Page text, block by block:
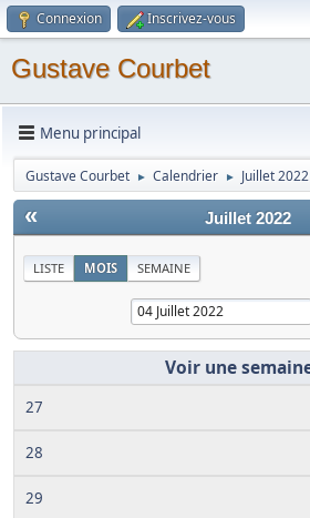
Connexion Inscrivez-vous
Gustave Courbet
Menu principal
Gustave Courbet ► Calendrier ► Juillet 2022
« Juillet 2022
LISTE MOIS SEMAINE
27
28
29